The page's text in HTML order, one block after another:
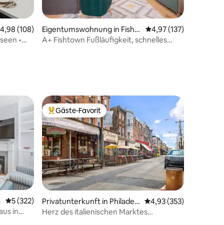
Bewertungen
Bewertung: 4,98 von 5, 108 Bewertungen
4,98 (108)
•
Eigentumswohnung in Fisht
own, Philadelphia
Durchschnittliche
4,97 (137)
A+ Fishtown Fußläufigkeit, schnelles
Durchschnittliche Bewertung: 5 von 5, 322 Bewertungen
5 (322)
in
Beliebter Gäste-Favorit.
Gäste-Favorit
Privatunterkunft in Philadelp
hia
Durchschnittliche
4,93 (353)
Herz des italienischen Marktes